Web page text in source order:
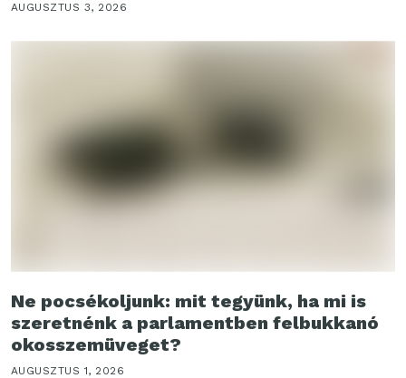
AUGUSZTUS 3, 2026
Ne pocsékoljunk: mit tegyünk, ha mi is
szeretnénk a parlamentben felbukkanó
okosszemüveget?
AUGUSZTUS 1, 2026